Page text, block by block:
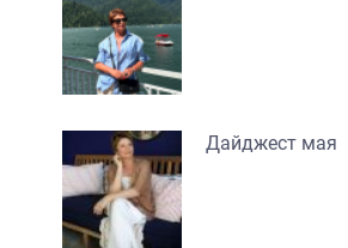
Дайджест мая